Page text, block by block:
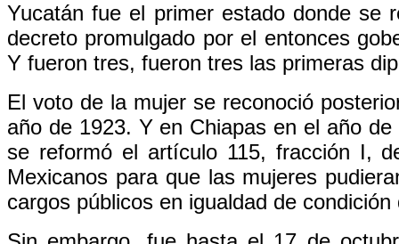
Yucatán fue el primer estado donde se
decreto promulgado por el entonces
Y fueron tres, fueron tres las primeras
El voto de la mujer se reconoció
año de 1923. Y en Chiapas en el año
se reformó el artículo 115, fracción I,
Mexicanos para que las mujeres
cargos públicos en igualdad de